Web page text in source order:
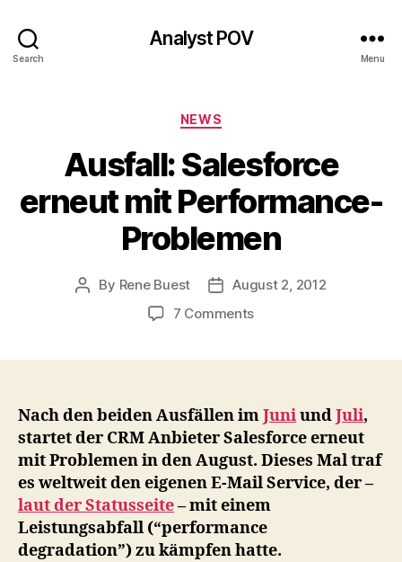
Search
Analyst POV
Menu
Categories
NEWS
Ausfall: Salesforce
erneut mit Performance-
Problemen
Post
By Rene Buest
PostAugust 2, 2012
7 Commentson
Performance-
Problemen
Nach den beiden Ausfällen imJuniundJuli,
startet der CRM Anbieter Salesforce erneut
mit Problemen in den August. Dieses Mal traf
es weltweit den eigenen E-Mail Service, der –
laut der Statusseite– mit einem
Leistungsabfall (“performance
degradation”) zu kämpfen hatte.